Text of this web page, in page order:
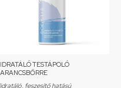
TESTÁPOLÓ
feszesítő hatású